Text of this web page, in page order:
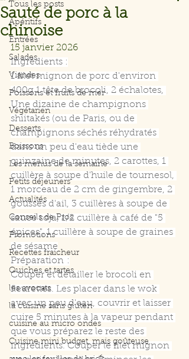
Tous les posts
Apéritifs
Entrées
Salades
Viandes
Poissons et fruits de mer
Végétarien
Desserts
Boissons
Les menus de la semaine
Petits déjeuners
Actualités
Conseils de Pros
Promotions
Recettes fraicheur
Quiches et tartes
les avocats
la cuisine sans gluten
cuisine au micro ondes
Cuisine mini budget, mais goûteuse
Sauté de porc à la
chinoise
15 janvier 2026
Ingrédients :
1 filet mignon de porc d'environ
400g 1 tête de brocoli, 2 échalotes,
Une dizaine de champignons
shiitakés (ou de Paris, ou de
champignons séchés réhydratés
dans un peu d'eau tiède une
quinzaine de minutes, 2 carottes, 1
cuillère à soupe d'huile de tournesol,
1 morceau de 2 cm de gingembre, 2
gousses d'ail, 3 cuillères à soupe de
sauce soja, 1/2 cuillère à café de "5
épices", 1 cuillère à soupe de graines
de sésame
Préparation :
Couper et détailler le brocoli en
fleurettes. Les placer dans le wok
avec un peu d'eau, couvrir et laisser
cuire 5 minutes à la vapeur pendant
que vous préparez le reste des
ingrédients. Couper le filet mignon